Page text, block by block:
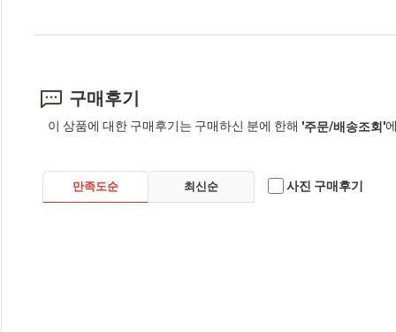
구매후기
이 상품에 대한 구매후기는 구매하신 분에 한해 '주문/배송조회'
만족도순 최신순 사진 구매후기